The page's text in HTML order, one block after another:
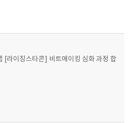
[라이징스타콘] 비트메이킹 심화 과정 합